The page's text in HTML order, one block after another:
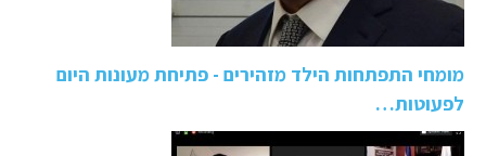
מומחי התפתחות הילד מזהירים - פתיחת מעונות היום
לפעוטות…